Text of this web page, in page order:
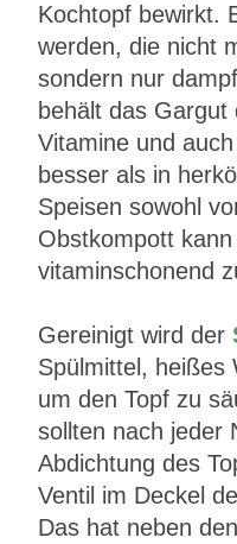
Kochtopf bewirkt.
werden, die nicht
sondern nur
behält das
Vitamine und
besser als in
Speisen sowohl
Obstkompott
vitaminschonend
Gereinigt wird der
Spülmittel, heißes
um den Topf zu
sollten nach jeder
Abdichtung des
Ventil im Deckel
Das hat neben